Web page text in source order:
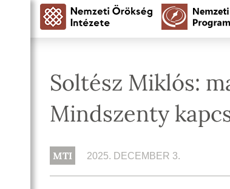
Soltész Miklós:
Mindszenty
MTI 2025. DECEMBER 3.